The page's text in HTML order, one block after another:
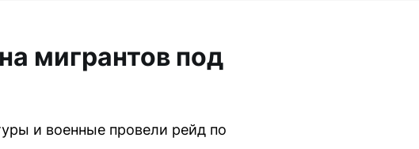
мигрантов под
и военные провели рейд по